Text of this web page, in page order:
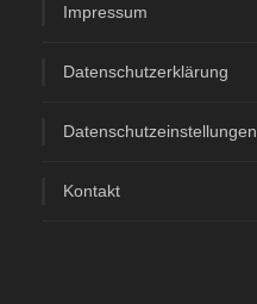
Impressum
Datenschutzerklärung
Datenschutzeinstellungen
Kontakt